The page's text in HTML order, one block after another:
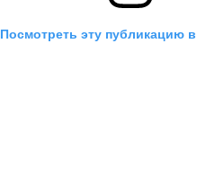
Посмотреть эту публикацию